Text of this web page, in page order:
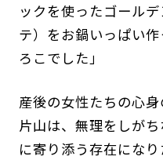
ックを使ったゴール
テ）をお鍋いっぱい
ろこでした」
産後の女性たちの心
片山は、無理をしが
に寄り添う存在にな